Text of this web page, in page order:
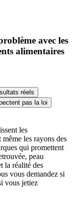
avec les
alimentaires
réels
pas la loi
les
les rayons des
qui promettent
peau
la réalité des
vous demandez si
vous jetiez